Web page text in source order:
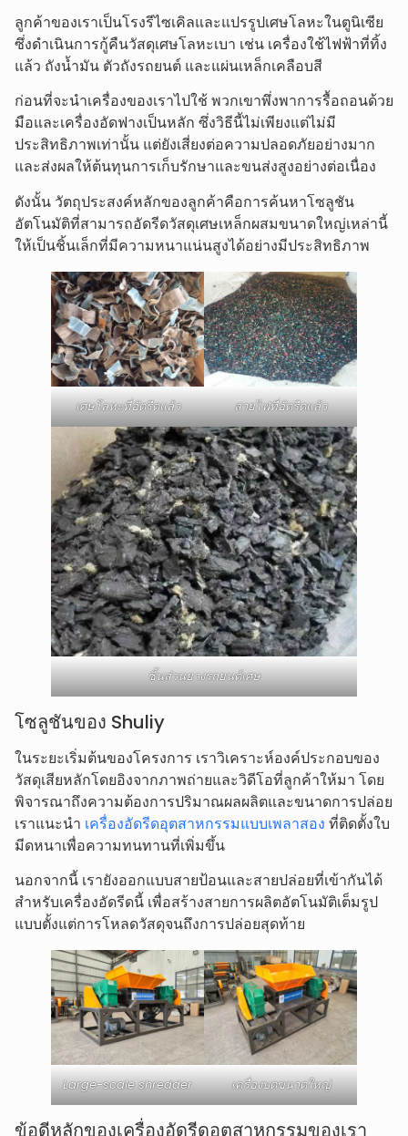
ลูกค้าของเราเป็นโรงรีไซเคิลและแปรรูปเศษโลหะในตูนิเซีย
ซึ่งดำเนินการกู้คืนวัสดุเศษโลหะเบา เช่น เครื่องใช้ไฟฟ้าที่ทิ้ง
แล้ว ถังน้ำมัน ตัวถังรถยนต์ และแผ่นเหล็กเคลือบสี
ก่อนที่จะนำเครื่องของเราไปใช้ พวกเขาพึ่งพาการรื้อถอนด้วย
มือและเครื่องอัดฟางเป็นหลัก ซึ่งวิธีนี้ไม่เพียงแต่ไม่มี
ประสิทธิภาพเท่านั้น แต่ยังเสี่ยงต่อความปลอดภัยอย่างมาก
และส่งผลให้ต้นทุนการเก็บรักษาและขนส่งสูงอย่างต่อเนื่อง
ดังนั้น วัตถุประสงค์หลักของลูกค้าคือการค้นหาโซลูชัน
อัตโนมัติที่สามารถอัดรีดวัสดุเศษเหล็กผสมขนาดใหญ่เหล่านี้
ให้เป็นชิ้นเล็กที่มีความหนาแน่นสูงได้อย่างมีประสิทธิภาพ
เศษโลหะที่อัดรีดแล้ว สายไฟที่อัดรีดแล้ว
ชิ้นส่วนยางรถยนต์เศษ
โซลูชันของ Shuliy
ในระยะเริ่มต้นของโครงการ เราวิเคราะห์องค์ประกอบของ
วัสดุเสียหลักโดยอิงจากภาพถ่ายและวิดีโอที่ลูกค้าให้มา โดย
พิจารณาถึงความต้องการปริมาณผลผลิตและขนาดการปล่อย
เราแนะนำ เครื่องอัดรีดอุตสาหกรรมแบบเพลาสอง ที่ติดตั้งใบ
มีดหนาเพื่อความทนทานที่เพิ่มขึ้น
นอกจากนี้ เรายังออกแบบสายป้อนและสายปล่อยที่เข้ากันได้
สำหรับเครื่องอัดรีดนี้ เพื่อสร้างสายการผลิตอัตโนมัติเต็มรูป
แบบตั้งแต่การโหลดวัสดุจนถึงการปล่อยสุดท้าย
Large-scale shredder เครื่องบดขนาดใหญ่
ข้อดีหลักของเครื่องอัดรีดอุตสาหกรรมของเรา